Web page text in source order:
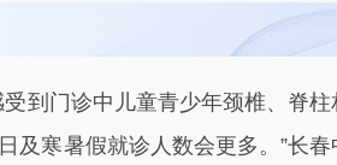
门诊中儿童青少年颈椎、脊柱
及寒暑假就诊人数会更多。”长